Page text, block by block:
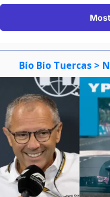
Bío Bío Tuercas >